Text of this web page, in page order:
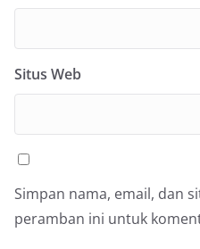
Situs Web
Simpan nama, email, dan
peramban ini untuk